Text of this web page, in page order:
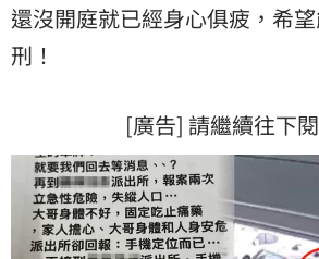
還沒開庭就已經身心俱疲，希
刑 ！
[廣告] 請繼續往下